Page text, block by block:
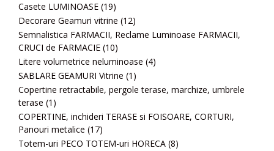
Casete LUMINOASE (19)
Decorare Geamuri vitrine (12)
Semnalistica FARMACII, Reclame Luminoase FARMACII,
CRUCI de FARMACIE (10)
Litere volumetrice neluminoase (4)
SABLARE GEAMURI Vitrine (1)
Copertine retractabile, pergole terase, marchize, umbrele
terase (1)
COPERTINE, inchideri TERASE si FOISOARE, CORTURI,
Panouri metalice (17)
Totem-uri PECO TOTEM-uri HORECA (8)